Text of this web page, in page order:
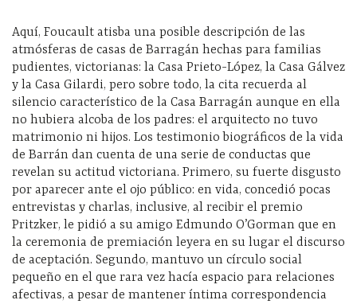
Aquí, Foucault atisba una posible descripción de las
atmósferas de casas de Barragán hechas para familias
pudientes, victorianas: la Casa Prieto-López, la Casa Gálvez
y la Casa Gilardi, pero sobre todo, la cita recuerda al
silencio característico de la Casa Barragán aunque en ella
no hubiera alcoba de los padres: el arquitecto no tuvo
matrimonio ni hijos. Los testimonio biográficos de la vida
de Barrán dan cuenta de una serie de conductas que
revelan su actitud victoriana. Primero, su fuerte disgusto
por aparecer ante el ojo público: en vida, concedió pocas
entrevistas y charlas, inclusive, al recibir el premio
Pritzker, le pidió a su amigo Edmundo O’Gorman que en
la ceremonia de premiación leyera en su lugar el discurso
de aceptación. Segundo, mantuvo un círculo social
pequeño en el que rara vez hacía espacio para relaciones
afectivas, a pesar de mantener íntima correspondencia